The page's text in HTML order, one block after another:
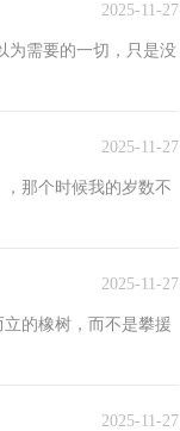
2025-11-27
为需要的一切，只是没
2025-11-27
那个时候我的岁数不
2025-11-27
的橡树，而不是攀援
2025-11-27